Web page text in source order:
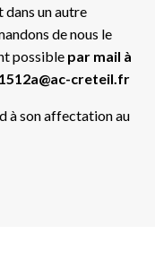
dans un autre
de nous le
possible par mail à
creteil.fr
à son affectation au